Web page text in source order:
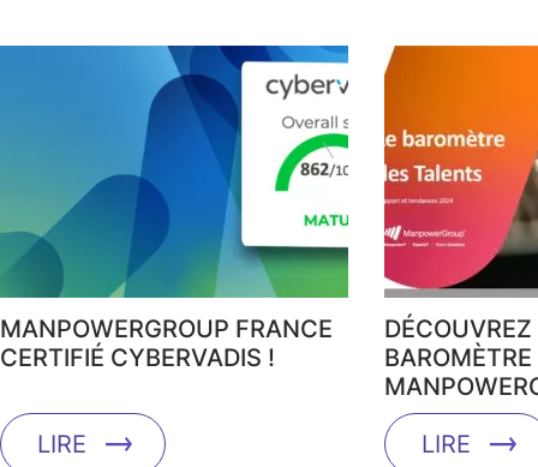
MANPOWERGROUP FRANCE
CERTIFIÉ CYBERVADIS !
LIRE
DÉCOUVREZ
LIRE